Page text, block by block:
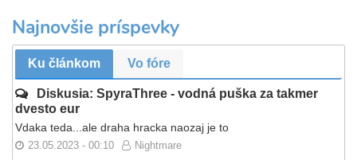
Najnovšie príspevky
Ku článkom Vo fóre
Diskusia: SpyraThree - vodná puška za takmer
dvesto eur
Vdaka teda...ale draha hracka naozaj je to
23.05.2023 - 00:10 Nightmare